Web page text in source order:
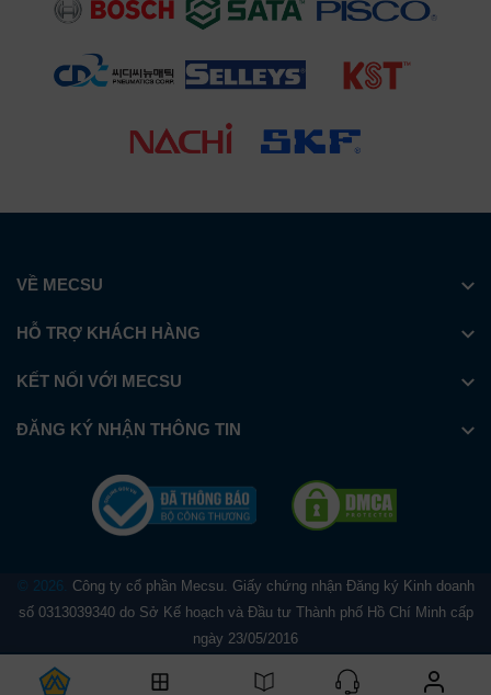
VỀ MECSU
HỖ TRỢ KHÁCH HÀNG
KẾT NỐI VỚI MECSU
ĐĂNG KÝ NHẬN THÔNG TIN
© 2026. Công ty cổ phần Mecsu. Giấy chứng nhận Đăng ký Kinh doanh
số 0313039340 do Sở Kế hoạch và Đầu tư Thành phố Hồ Chí Minh cấp
ngày 23/05/2016